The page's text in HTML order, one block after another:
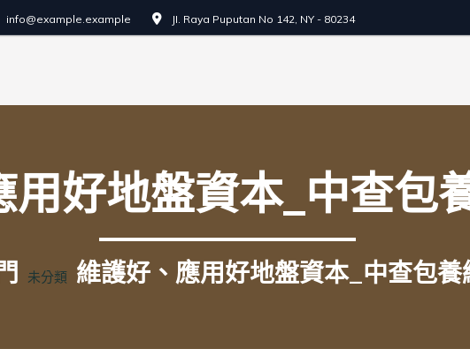
info@example.example JI. Raya Puputan No 142, NY - 80234
用好地盤資本_中查包
未分類 維護好、應用好地盤資本_中查包養